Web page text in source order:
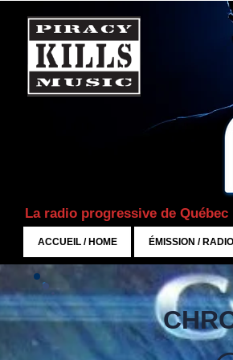
La radio progressive de Québec
ACCUEIL / HOME ÉMISSION /